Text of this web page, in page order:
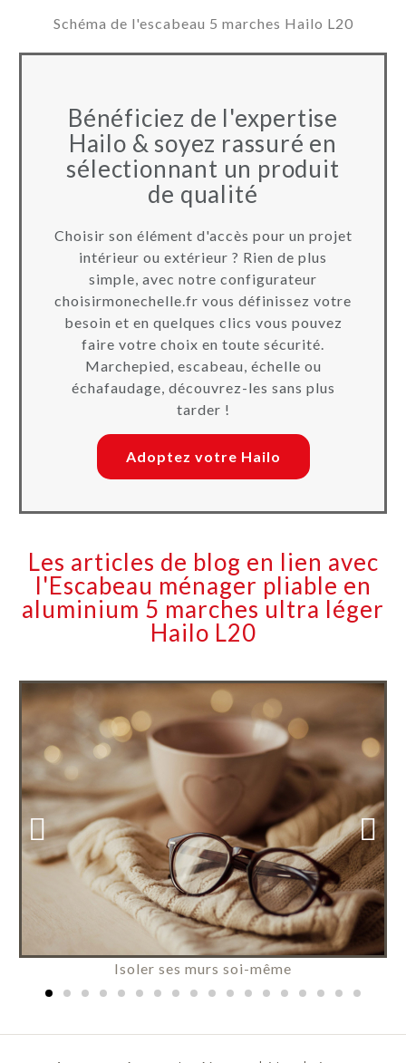
Schéma de l'escabeau 5 marches Hailo L20
Bénéficiez de l'expertise
Hailo & soyez rassuré en
sélectionnant un produit
de qualité
Choisir son élément d'accès pour un projet
intérieur ou extérieur ? Rien de plus
simple, avec notre configurateur
choisirmonechelle.fr vous définissez votre
besoin et en quelques clics vous pouvez
faire votre choix en toute sécurité.
Marchepied, escabeau, échelle ou
échafaudage, découvrez-les sans plus
tarder !
Adoptez votre Hailo
Les articles de blog en lien avec
l'Escabeau ménager pliable en
aluminium 5 marches ultra léger
Hailo L20
Isoler ses murs soi-même